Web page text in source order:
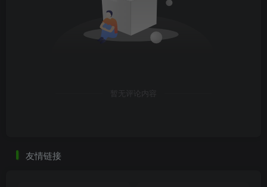
暂无评论内容
友情链接